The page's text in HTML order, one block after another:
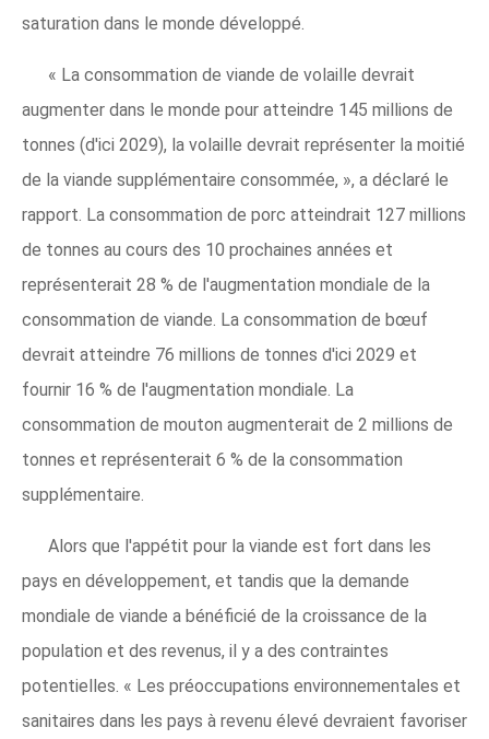
saturation dans le monde développé.
« La consommation de viande de volaille devrait
augmenter dans le monde pour atteindre 145 millions de
tonnes (d'ici 2029), la volaille devrait représenter la moitié
de la viande supplémentaire consommée, », a déclaré le
rapport. La consommation de porc atteindrait 127 millions
de tonnes au cours des 10 prochaines années et
représenterait 28 % de l'augmentation mondiale de la
consommation de viande. La consommation de bœuf
devrait atteindre 76 millions de tonnes d'ici 2029 et
fournir 16 % de l'augmentation mondiale. La
consommation de mouton augmenterait de 2 millions de
tonnes et représenterait 6 % de la consommation
supplémentaire.
Alors que l'appétit pour la viande est fort dans les
pays en développement, et tandis que la demande
mondiale de viande a bénéficié de la croissance de la
population et des revenus, il y a des contraintes
potentielles. « Les préoccupations environnementales et
sanitaires dans les pays à revenu élevé devraient favoriser